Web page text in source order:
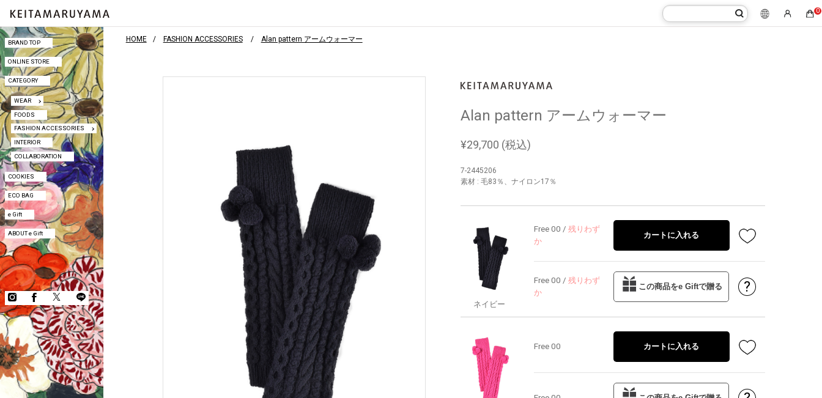
0
BRAND TOP
ONLINE STORE
CATEGORY
WEAR
FOODS
FASHION ACCESSORIES
INTERIOR
COLLABORATION
COOKIES
ECO BAG
e Gift
ABOUT e Gift
BRAND TOP
ONLINE STORE
CATEGORY
WEAR
FOODS
FASHION ACCESSORIES
INTERIOR
COLLABORATION
COOKIES
ECO BAG
e Gift
ABOUT e Gift
HOME FASHION ACCESSORIES Alan pattern アームウォーマー
Alan pattern アームウォーマー
¥29,700 (税込)
7-2445206
素材 : 毛83％、ナイロン17％
ネイビー
Free 00 / 残りわず
か
カートに入れる
Free 00 / 残りわず
か
この商品をe Giftで贈る ?
Free 00 カートに入れる